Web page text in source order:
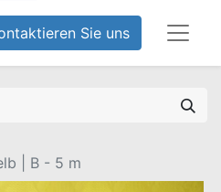
Sie uns
| B - 5 m